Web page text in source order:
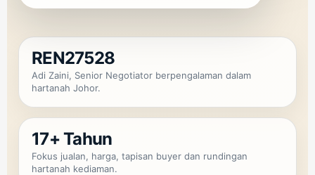
REN27528
Adi Zaini, Senior Negotiator berpengalaman dalam
hartanah Johor.
17+ Tahun
Fokus jualan, harga, tapisan buyer dan rundingan
hartanah kediaman.